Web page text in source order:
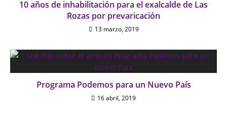
10 años de inhabilitación para el exalcalde de Las
Rozas por prevaricación
13 marzo, 2019
Programa Podemos para un Nuevo País
16 abril, 2019